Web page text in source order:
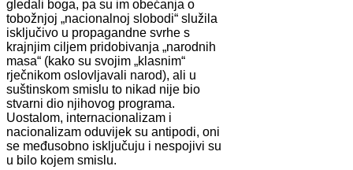
gledali boga, pa su im obećanja o
tobožnjoj „nacionalnoj slobodi“ služila
isključivo u propagandne svrhe s
krajnjim ciljem pridobivanja „narodnih
masa“ (kako su svojim „klasnim“
rječnikom oslovljavali narod), ali u
suštinskom smislu to nikad nije bio
stvarni dio njihovog programa.
Uostalom, internacionalizam i
nacionalizam oduvijek su antipodi, oni
se međusobno isključuju i nespojivi su
u bilo kojem smislu.